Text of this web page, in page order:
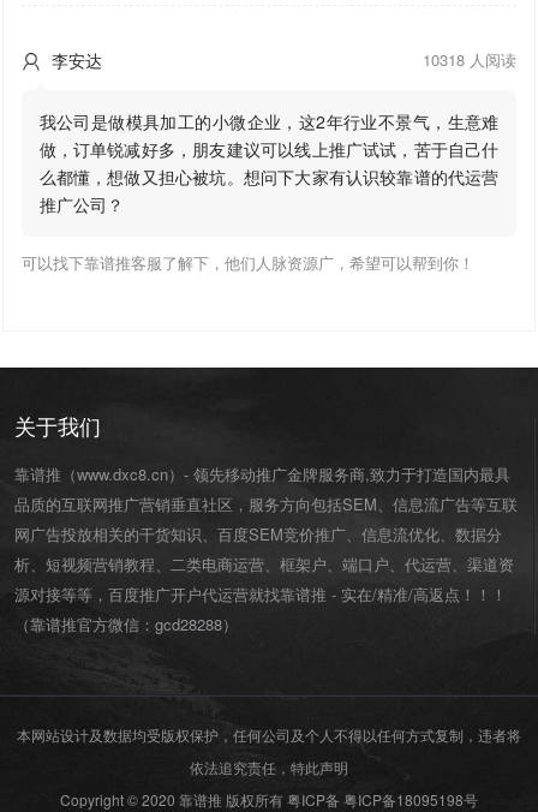
 李安达 10318 人阅读
我公司是做模具加工的小微企业，这2年行业不景气，生意难
做，订单锐减好多，朋友建议可以线上推广试试，苦于自己什
么都懂，想做又担心被坑。想问下大家有认识较靠谱的代运营
推广公司？
可以找下靠谱推客服了解下，他们人脉资源广，希望可以帮到你！
关于我们
靠谱推（www.dxc8.cn）- 领先移动推广金牌服务商,致力于打造国内最具
品质的互联网推广营销垂直社区，服务方向包括SEM、信息流广告等互联
网广告投放相关的干货知识、百度SEM竞价推广、信息流优化、数据分
析、短视频营销教程、二类电商运营、 框架户、 端口户、 代运营、渠道资
源对接等等，百度推广开户代运营就找靠谱推 - 实在/精准/高返点！！！
（靠谱推官方微信： gcd28288）
本网站设计及数据均受版权保护，任何公司及个人不得以任何方式复制，违者将
依法追究责任，特此声明
Copyright © 2020 靠谱推 版权所有 粤ICP备 粤ICP备18095198号